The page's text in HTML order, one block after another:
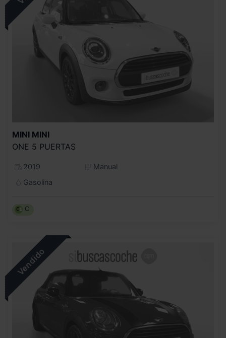
MINI MINI
ONE 5 PUERTAS
2019
Manual
Gasolina
C